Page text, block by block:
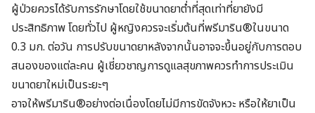
ผู้ป่วยควรได้รับการรักษาโดยใช้ขนาดยาต่ำที่สุดเท่าที่ยายังมี
ประสิทธิภาพ โดยทั่วไป ผู้หญิงควรจะเริ่มต้นที่พรีมาริน®ในขนาด
0.3 มก. ต่อวัน การปรับขนาดยาหลังจากนั้นอาจจะขึ้นอยู่กับการตอบ
สนองของแต่ละคน ผู้เชี่ยวชาญการดูแลสุขภาพควรทำการประเมิน
ขนาดยาใหม่เป็นระยะๆ
อาจให้พรีมาริน®อย่างต่อเนื่องโดยไม่มีการขัดจังหวะ หรือให้ยาเป็น